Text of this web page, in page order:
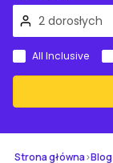
All Inclusive
Strona główna›Blog